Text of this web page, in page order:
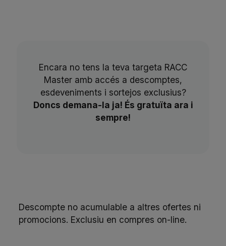
Encara no tens la teva targeta RACC
Master amb accés a descomptes,
esdeveniments i sortejos exclusius?
Doncs demana-la ja! És gratuïta ara i
sempre!
Descompte no acumulable a altres ofertes ni
promocions. Exclusiu en compres on-line.